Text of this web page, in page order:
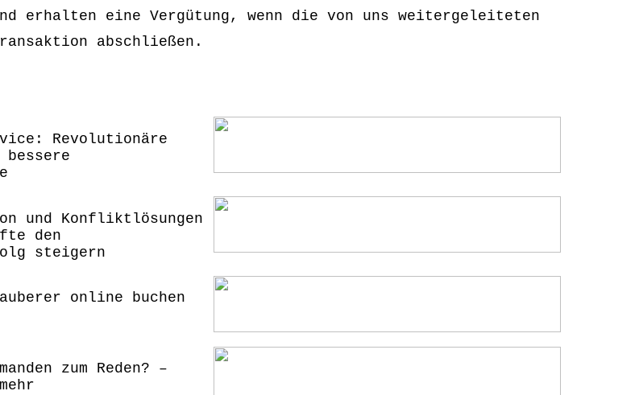
erhalten eine Vergütung, wenn die von uns weitergeleiteten
abschließen.
Revolutionäre
und Konfliktlösungen
den
steigern
online buchen
zum Reden? –